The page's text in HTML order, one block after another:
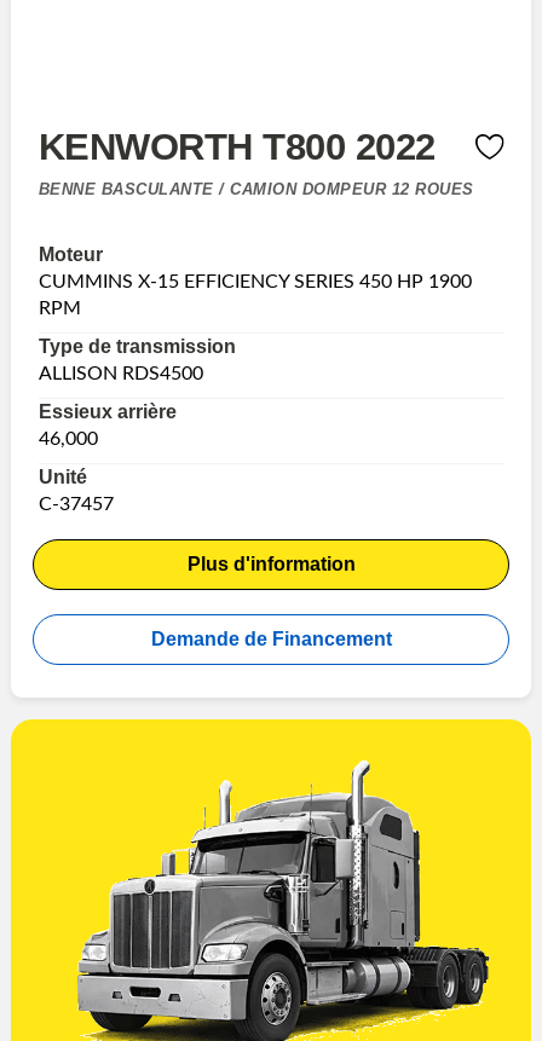
KENWORTH T800 2022
BENNE BASCULANTE / CAMION DOMPEUR 12 ROUES
Moteur
CUMMINS X-15 EFFICIENCY SERIES 450 HP 1900
RPM
Type de transmission
ALLISON RDS4500
Essieux arrière
46,000
Unité
C-37457
Plus d'information
Demande de Financement